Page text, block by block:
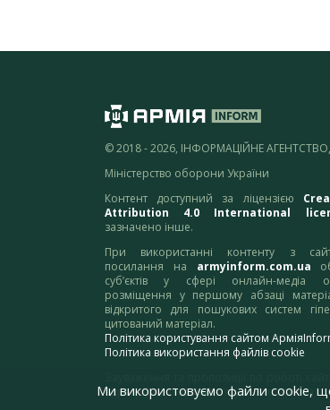
© 2018 - 2026, ІНФОРМАЦІЙНЕ АГЕНТСТВО,
Міністерство оборони України
Контент доступний за ліцензією
Attribution 4.0 International
зазначено інше.
При використанні контенту з
посилання на armyinform.com.ua
суб’єктів у сфері онлайн-медіа
розміщення у першому абзаці
відкритого для пошукових систем
цитований матеріал.
Політика користування сайтом
Політика використання файлів cookie
адресу:webmaster@armyinform.com.ua
Ми використовуємо файли cookie,